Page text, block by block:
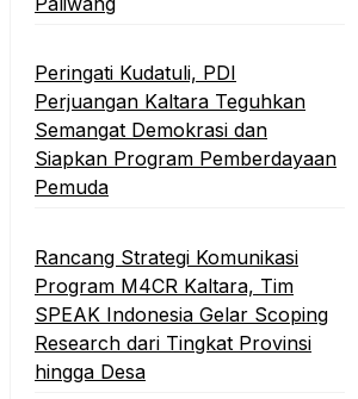
Peringati Kudatuli, PDI
Perjuangan Kaltara Teguhkan
Semangat Demokrasi dan
Siapkan Program Pemberdayaan
Pemuda
Rancang Strategi Komunikasi
Program M4CR Kaltara, Tim
SPEAK Indonesia Gelar Scoping
Research dari Tingkat Provinsi
hingga Desa